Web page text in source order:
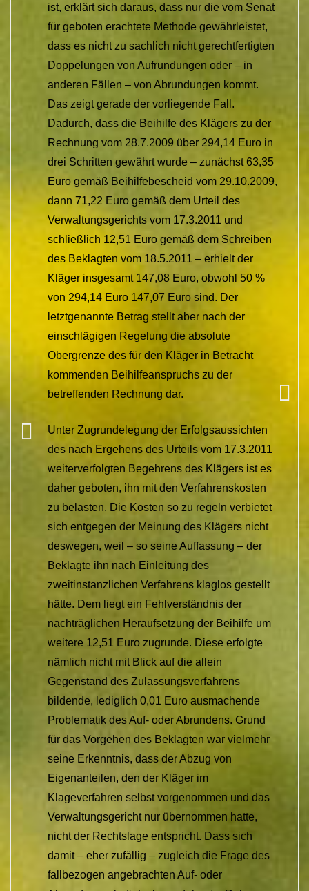
ist, erklärt sich daraus, dass nur die vom Senat
für geboten erachtete Methode gewährleistet,
dass es nicht zu sachlich nicht gerechtfertigten
Doppelungen von Aufrundungen oder – in
anderen Fällen – von Abrundungen kommt.
Das zeigt gerade der vorliegende Fall.
Dadurch, dass die Beihilfe des Klägers zu der
Rechnung vom 28.7.2009 über 294,14 Euro in
drei Schritten gewährt wurde – zunächst 63,35
Euro gemäß Beihilfebescheid vom 29.10.2009,
dann 71,22 Euro gemäß dem Urteil des
Verwaltungsgerichts vom 17.3.2011 und
schließlich 12,51 Euro gemäß dem Schreiben
des Beklagten vom 18.5.2011 – erhielt der
Kläger insgesamt 147,08 Euro, obwohl 50 %
von 294,14 Euro 147,07 Euro sind. Der
letztgenannte Betrag stellt aber nach der
einschlägigen Regelung die absolute
Obergrenze des für den Kläger in Betracht
kommenden Beihilfeanspruchs zu der
betreffenden Rechnung dar.
Unter Zugrundelegung der Erfolgsaussichten
des nach Ergehens des Urteils vom 17.3.2011
weiterverfolgten Begehrens des Klägers ist es
daher geboten, ihn mit den Verfahrenskosten
zu belasten. Die Kosten so zu regeln verbietet
sich entgegen der Meinung des Klägers nicht
deswegen, weil – so seine Auffassung – der
Beklagte ihn nach Einleitung des
zweitinstanzlichen Verfahrens klaglos gestellt
hätte. Dem liegt ein Fehlverständnis der
nachträglichen Heraufsetzung der Beihilfe um
weitere 12,51 Euro zugrunde. Diese erfolgte
nämlich nicht mit Blick auf die allein
Gegenstand des Zulassungsverfahrens
bildende, lediglich 0,01 Euro ausmachende
Problematik des Auf- oder Abrundens. Grund
für das Vorgehen des Beklagten war vielmehr
seine Erkenntnis, dass der Abzug von
Eigenanteilen, den der Kläger im
Klageverfahren selbst vorgenommen und das
Verwaltungsgericht nur übernommen hatte,
nicht der Rechtslage entspricht. Dass sich
damit – eher zufällig – zugleich die Frage des
fallbezogen angebrachten Auf- oder